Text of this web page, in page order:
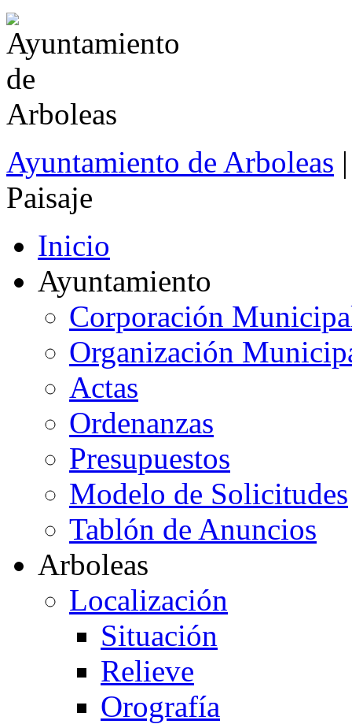
Ayuntamiento de Arboleas
Paisaje
Inicio
Ayuntamiento
Corporación
Organización
Actas
Ordenanzas
Presupuestos
Modelo de Solicitudes
Tablón de Anuncios
Arboleas
Localización
Situación
Relieve
Orografía